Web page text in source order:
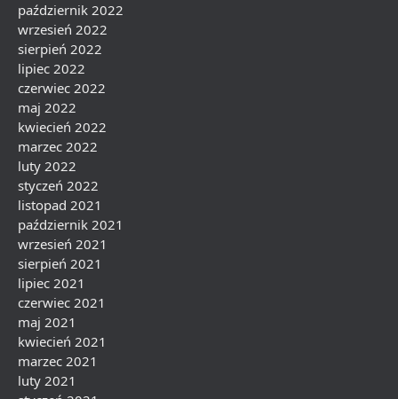
październik 2022
wrzesień 2022
sierpień 2022
lipiec 2022
czerwiec 2022
maj 2022
kwiecień 2022
marzec 2022
luty 2022
styczeń 2022
listopad 2021
październik 2021
wrzesień 2021
sierpień 2021
lipiec 2021
czerwiec 2021
maj 2021
kwiecień 2021
marzec 2021
luty 2021